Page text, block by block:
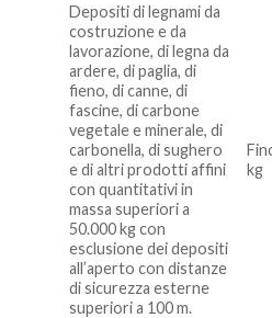
Depositi di legnami da
costruzione e da
lavorazione, di legna da
ardere, di paglia, di
fieno, di canne, di
fascine, di carbone
vegetale e minerale, di
carbonella, di sughero
e di altri prodotti affini
con quantitativi in
massa superiori a
50.000 kg con
esclusione dei depositi
all’aperto con distanze
di sicurezza esterne
superiori a 100 m.
kg